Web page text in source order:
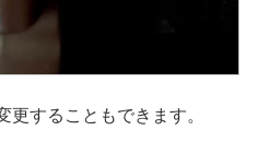
することもできます。